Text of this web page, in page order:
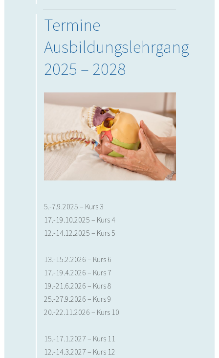
Termine
Ausbildungslehrgang
2025 – 2028
5.-7.9.2025 – Kurs 3
17.-19.10.2025 – Kurs 4
12.-14.12.2025 – Kurs 5
13.-15.2.2026 – Kurs 6
17.-19.4.2026 – Kurs 7
19.-21.6.2026 – Kurs 8
25.-27.9.2026 – Kurs 9
20.-22.11.2026 – Kurs 10
15.-17.1.2027 – Kurs 11
12.-14.3.2027 – Kurs 12